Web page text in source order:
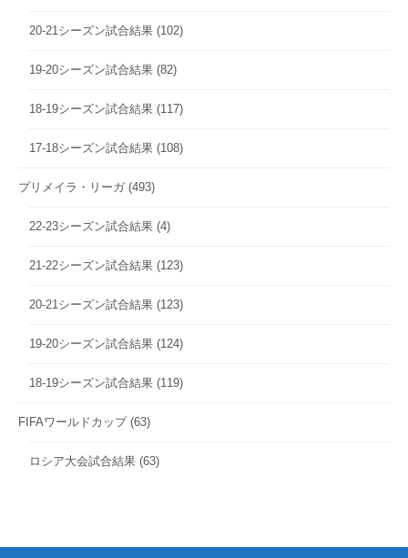
20-21シーズン試合結果 (102)
19-20シーズン試合結果 (82)
18-19シーズン試合結果 (117)
17-18シーズン試合結果 (108)
プリメイラ・リーガ (493)
22-23シーズン試合結果 (4)
21-22シーズン試合結果 (123)
20-21シーズン試合結果 (123)
19-20シーズン試合結果 (124)
18-19シーズン試合結果 (119)
FIFAワールドカップ(63)
ロシア大会試合結果 (63)